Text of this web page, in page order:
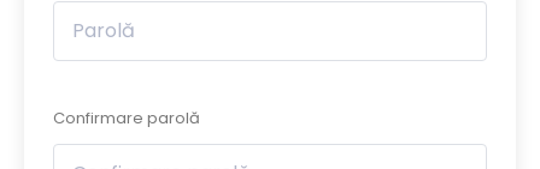
Confirmare parolă